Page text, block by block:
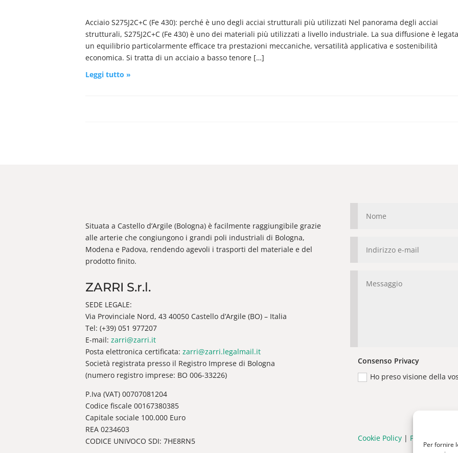
Per fornire
Acciaio S275J2C+C (Fe 430): perché è uno degli acciai strutturali più utilizzati Nel panorama degli acciai
strutturali, S275J2C+C (Fe 430) è uno dei materiali più utilizzati a livello industriale. La sua diffusione è
un equilibrio particolarmente efficace tra prestazioni meccaniche, versatilità applicativa e sostenibilità
economica. Si tratta di un acciaio a basso tenore […]
Leggi tutto »
Situata a Castello d’Argile (Bologna) è facilmente raggiungibile grazie
alle arterie che congiungono i grandi poli industriali di Bologna,
Modena e Padova, rendendo agevoli i trasporti del materiale e del
prodotto finito.
ZARRI S.r.l.
SEDE LEGALE:
Via Provinciale Nord, 43 40050 Castello d’Argile (BO) – Italia
Tel: (+39) 051 977207
E-mail: zarri@zarri.it
Posta elettronica certificata: zarri@zarri.legalmail.it
Società registrata presso il Registro Imprese di Bologna
(numero registro imprese: BO 006-33226)
P.Iva (VAT) 00707081204
Codice fiscale 00167380385
Capitale sociale 100.000 Euro
REA 0234603
CODICE UNIVOCO SDI: 7HE8RN5
Consenso Privacy
Ho preso visione della
Cookie Policy| Privacy Policy